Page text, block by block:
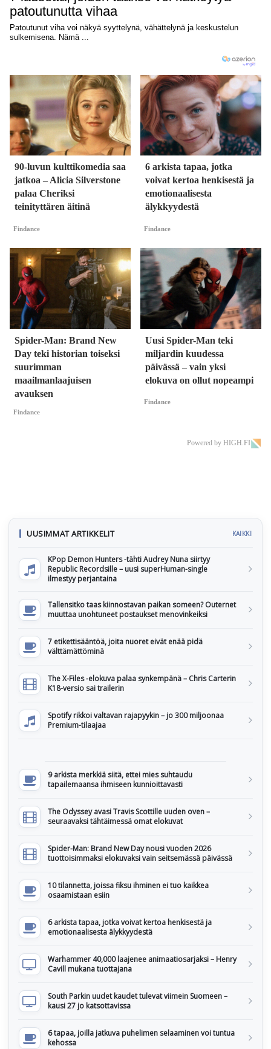
90-luvun kulttikomedia saa
jatkoa – Alicia Silverstone
palaa Cheriksi
teinityttären äitinä
Findance
6 arkista tapaa, jotka
voivat kertoa henkisestä ja
emotionaalisesta
älykkyydestä
Findance
Spider-Man: Brand New
Day teki historian toiseksi
suurimman
maailmanlaajuisen
avauksen
Findance
Uusi Spider-Man teki
miljardin kuudessa
päivässä – vain yksi
elokuva on ollut nopeampi
Findance
Powered by HIGH.FI
UUSIMMAT ARTIKKELIT KAIKKI
KPop Demon Hunters -tähti Audrey Nuna siirtyy
Republic Recordsille – uusi superHuman-single
ilmestyy perjantaina
Tallensitko taas kiinnostavan paikan someen? Outernet
muuttaa unohtuneet postaukset menovinkeiksi
7 etikettisääntöä, joita nuoret eivät enää pidä
välttämättöminä
The X-Files -elokuva palaa synkempänä – Chris Carterin
K18-versio sai trailerin
Spotify rikkoi valtavan rajapyykin – jo 300 miljoonaa
Premium-tilaajaa
9 arkista merkkiä siitä, ettei mies suhtaudu
tapailemaansa ihmiseen kunnioittavasti
The Odyssey avasi Travis Scottille uuden oven –
seuraavaksi tähtäimessä omat elokuvat
Spider-Man: Brand New Day nousi vuoden 2026
tuottoisimmaksi elokuvaksi vain seitsemässä päivässä
10 tilannetta, joissa fiksu ihminen ei tuo kaikkea
osaamistaan esiin
6 arkista tapaa, jotka voivat kertoa henkisestä ja
emotionaalisesta älykkyydestä
Warhammer 40,000 laajenee animaatiosarjaksi – Henry
Cavill mukana tuottajana
South Parkin uudet kaudet tulevat viimein Suomeen –
kausi 27 jo katsottavissa
6 tapaa, joilla jatkuva puhelimen selaaminen voi tuntua
kehossa